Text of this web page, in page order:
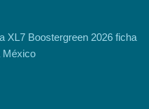
XL7 Boostergreen 2026 ficha
México